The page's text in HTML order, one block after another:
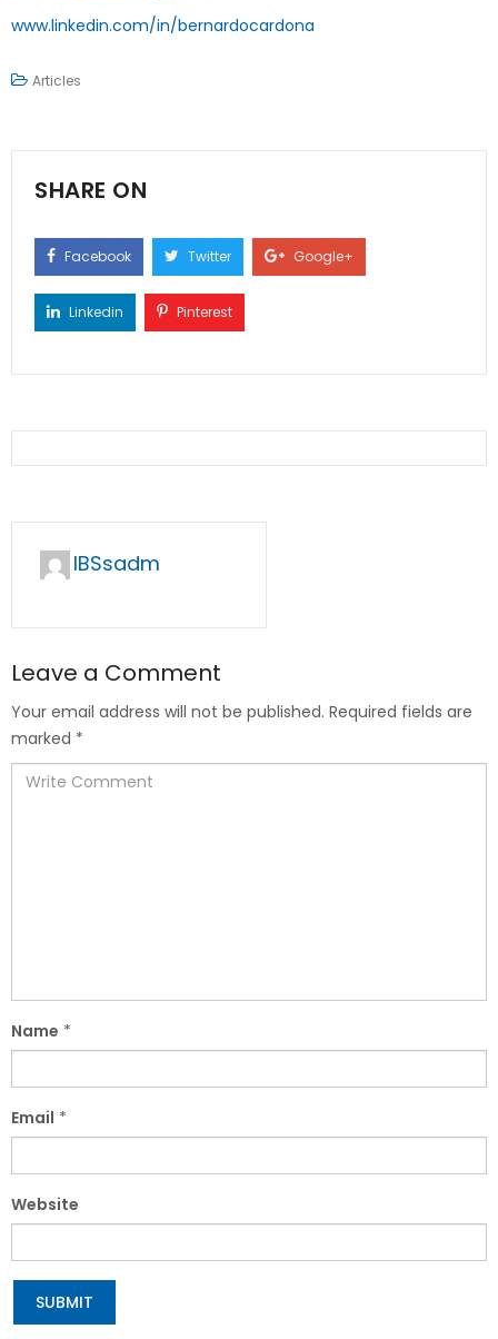
www.linkedin.com/in/bernardocardona
Articles
SHARE ON
Facebook Twitter Google+
Linkedin Pinterest
IBSsadm
Leave a Comment
Your email address will not be published. Required fields are
marked *
Name *
Email *
Website